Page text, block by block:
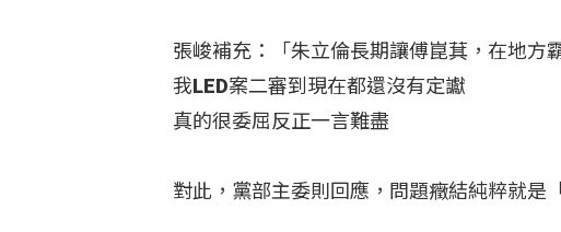
張峻補充：「朱立倫長期讓傅崑萁，在地方
我LED案二審到現在都還沒有定讞
真的很委屈反正一言難盡
對此，黨部主委則回應，問題癥結純粹就是